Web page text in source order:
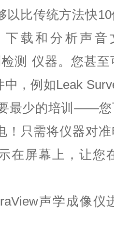
以比传统方法快
下载和分析声
测 仪器。您甚
中，例如Leak
最少的培训——您
！只需将仪器对
在屏幕上，让您
声学成像仪